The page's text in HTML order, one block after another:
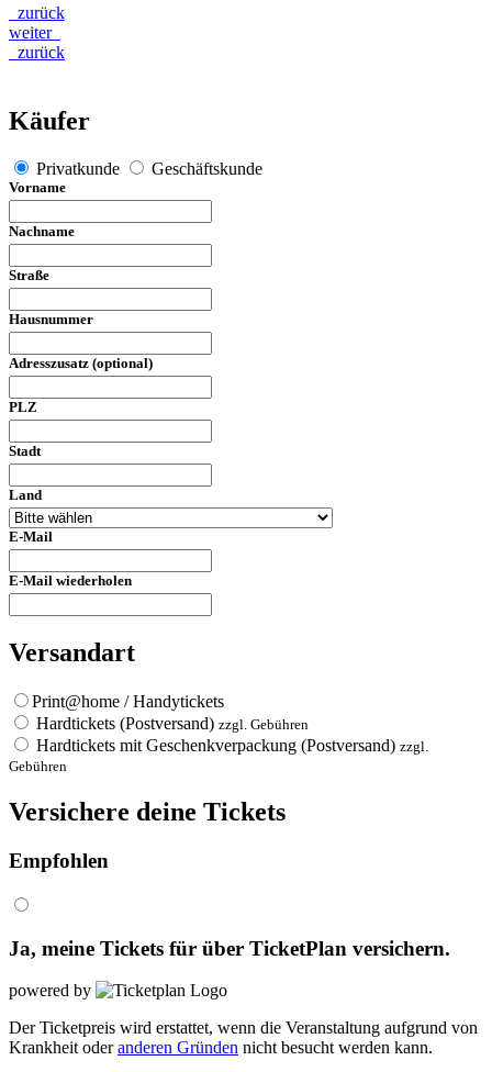
zurück
weiter
zurück
Käufer
Privatkunde Geschäftskunde
Vorname
Nachname
Straße
Hausnummer
Adresszusatz (optional)
PLZ
Stadt
Land
E-Mail
E-Mail wiederholen
Versandart
Print@home / Handytickets
Hardtickets (Postversand) zzgl. Gebühren
Hardtickets mit Geschenkverpackung (Postversand) zzgl.
Gebühren
Versichere deine Tickets
Empfohlen
Ja, meine Tickets für über TicketPlan versichern.
powered by
Der Ticketpreis wird erstattet, wenn die Veranstaltung aufgrund von
Krankheit oderanderen Gründen nicht besucht werden kann.